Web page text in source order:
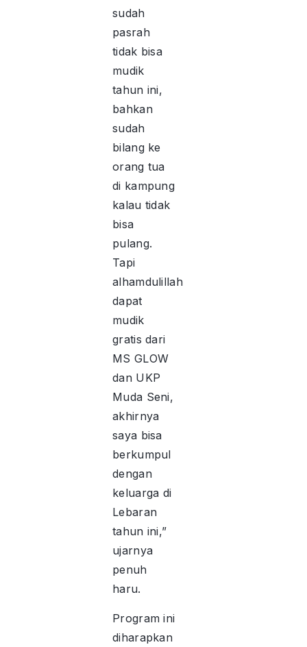
sudah
pasrah
tidak bisa
mudik
tahun ini,
bahkan
sudah
bilang ke
orang tua
di kampung
kalau tidak
bisa
pulang.
Tapi
alhamdulillah
dapat
mudik
gratis dari
MS GLOW
dan UKP
Muda Seni,
akhirnya
saya bisa
berkumpul
dengan
keluarga di
Lebaran
tahun ini,”
ujarnya
penuh
haru.
Program ini
diharapkan